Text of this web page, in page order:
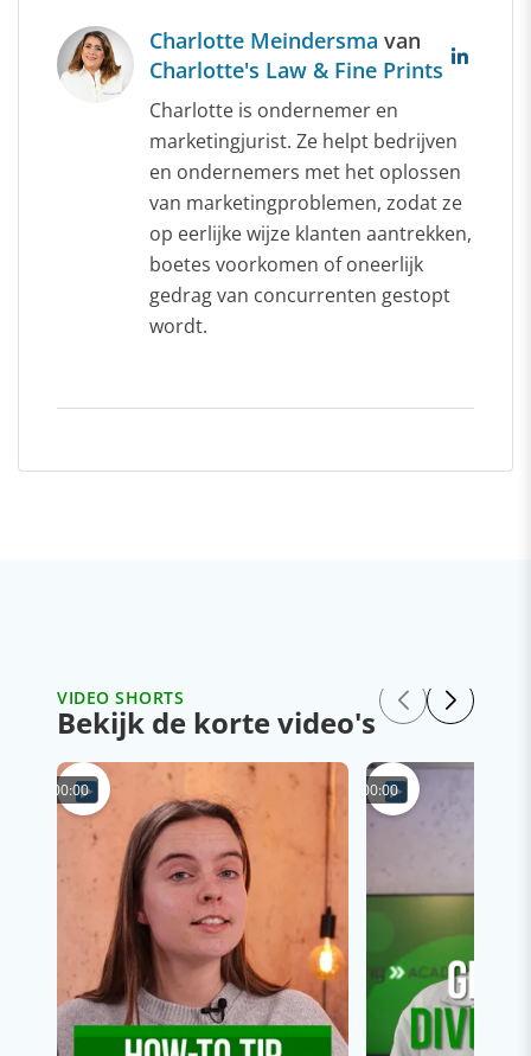
Charlotte Meindersma van
Charlotte's Law & Fine Prints
Charlotte is ondernemer en
marketingjurist. Ze helpt bedrijven
en ondernemers met het oplossen
van marketingproblemen, zodat ze
op eerlijke wijze klanten aantrekken,
boetes voorkomen of oneerlijk
gedrag van concurrenten gestopt
wordt.
VIDEO SHORTS
Bekijk de korte video's
00:00 00:00